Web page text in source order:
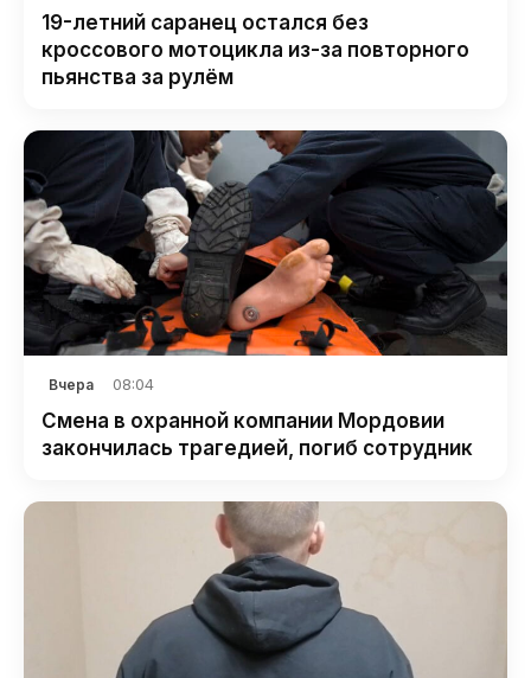
19-летний саранец остался без
кроссового мотоцикла из-за повторного
пьянства за рулём
Вчера 08:04
Смена в охранной компании Мордовии
закончилась трагедией, погиб сотрудник